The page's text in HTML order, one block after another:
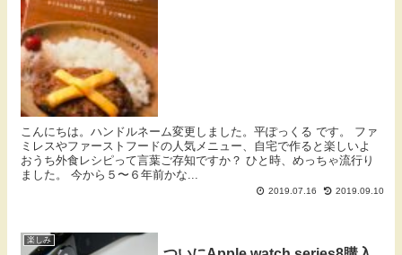
こんにちは。ハンドルネーム変更しました。平ぽっくる です。 ファ
ミレスやファーストフードの人気メニュー、自宅で作ると楽しいよ
おうち外食レシピって言葉ご存知ですか？ ひと時、めっちゃ流行り
ました。 今から５〜６年前かな...
2019.07.16 2019.09.10
楽しみ